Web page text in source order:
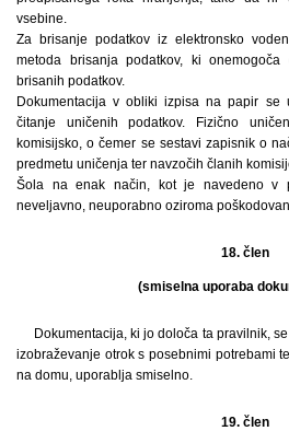
vsebine.
Za brisanje podatkov iz elektronsko
metoda brisanja podatkov, ki
brisanih podatkov.
Dokumentacija v obliki izpisa na papir se
čitanje uničenih podatkov. Fizično
komisijsko, o čemer se sestavi zapisnik o
predmetu uničenja ter navzočih članih
Šola na enak način, kot je navedeno v
neveljavno, neuporabno oziroma
18. člen
(smiselna uporaba
Dokumentacija, ki jo določa ta pravilnik,
izobraževanje otrok s posebnimi potrebami
na domu, uporablja smiselno.
19. člen